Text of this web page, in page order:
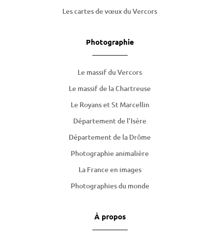
Les cartes devœuxdu Vercors
Photographie
Le massif du Vercors
Le massif de la Chartreuse
Le Royans et St Marcellin
Département de l’Isère
Département de la Drôme
Photographie animalière
La France en images
Photographies du monde
À propos